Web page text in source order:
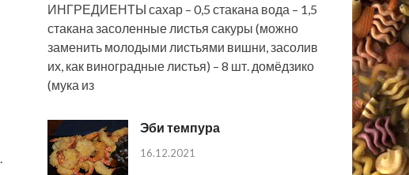
ИНГРЕДИЕНТЫ сахар – 0,5 стакана вода – 1,5
стакана засоленные листья сакуры (можно
заменить молодыми листьями вишни, засолив
их, как виноградные листья) – 8 шт. домёдзико
(мука из
Эби темпура
16.12.2021